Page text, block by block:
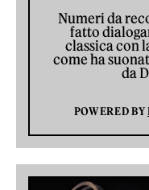
Numeri da
fatto
classica con
come ha
da
POWERED BY